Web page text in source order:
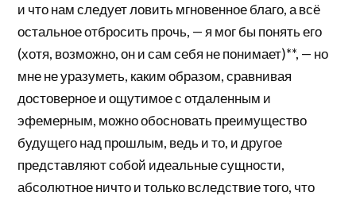
и что нам следует ловить мгновенное благо, а всё
остальное отбросить прочь, — я мог бы понять его
(хотя, возможно, он и сам себя не понимает)**, — но
мне не уразуметь, каким образом, сравнивая
достоверное и ощутимое с отдаленным и
эфемерным, можно обосновать преимущество
будущего над прошлым, ведь и то, и другое
представляют собой идеальные сущности,
абсолютное ничто и только вследствие того, что